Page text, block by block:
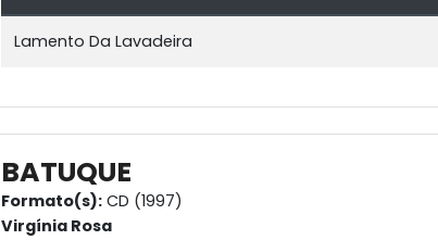
Lamento Da Lavadeira
BATUQUE
Formato(s): CD (1997)
Virgínia Rosa